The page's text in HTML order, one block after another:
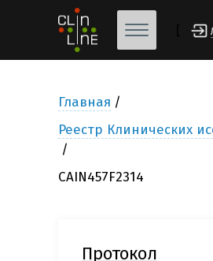
Главная
Реестр Клинических
CAIN457F2314
Протокол